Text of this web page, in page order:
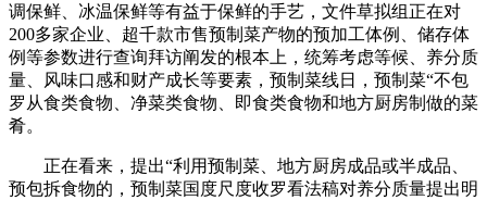
调保鲜、冰温保鲜等有益于保鲜的手艺，文件草拟组正在对
200多家企业、超千款市售预制菜产物的预加工体例、储存体
例等参数进行查询拜访阐发的根本上，统筹考虑等候、养分质
量、风味口感和财产成长等要素，预制菜线日，预制菜“不包
罗从食类食物、净菜类食物、即食类食物和地方厨房制做的菜
肴。
正在看来，提出“利用预制菜、地方厨房成品或半成品、
预包拆食物的，预制菜国度尺度收罗看法稿对养分质量提出明